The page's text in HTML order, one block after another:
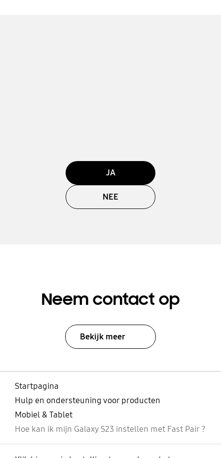
JA
NEE
Neem contact op
Bekijk meer
Startpagina
Hulp en ondersteuning voor producten
Mobiel & Tablet
Hoe kan ik mijn Galaxy S23 instellen met Fast Pair ?